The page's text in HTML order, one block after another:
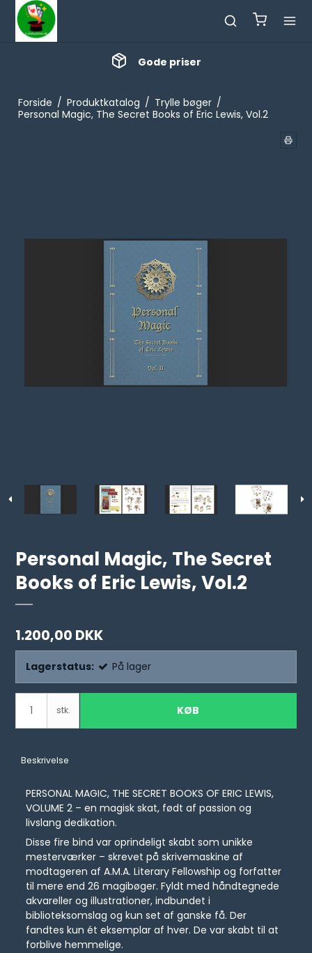
Gode priser
Forside / Produktkatalog / Trylle bøger /
Personal Magic, The Secret Books of Eric Lewis, Vol.2
Personal Magic, The Secret
Books of Eric Lewis, Vol.2
1.200,00 DKK
Lagerstatus: På lager
stk. KØB
Beskrivelse
PERSONAL MAGIC, THE SECRET BOOKS OF ERIC LEWIS,
VOLUME 2 – en magisk skat, født af passion og
livslang dedikation.
Disse fire bind var oprindeligt skabt som unikke
mesterværker – skrevet på skrivemaskine af
modtageren af A.M.A. Literary Fellowship og forfatter
til mere end 26 magibøger. Fyldt med håndtegnede
akvareller og illustrationer, indbundet i
biblioteksomslag og kun set af ganske få. Der
fandtes kun ét eksemplar af hver. De var skabt til at
forblive hemmelige.